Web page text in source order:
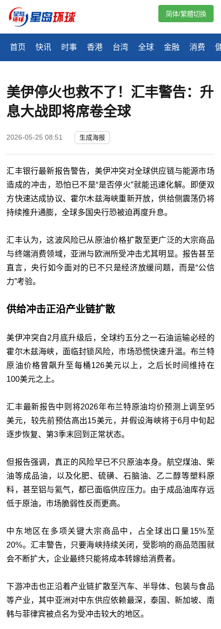
首页 快讯 时事 香港 台湾 全球 金融 消费
简体/繁體切換
美伊停火也救不了！汇丰警告：升
息大战即将席卷全球
2026-05-25 08:51 生成海报
汇丰银行最新报告警告，美伊冲突对全球供应链与能源市场
造成的冲击，恐怕已不是“是否停火”就能迅速化解。即便双
方快速达成协议、霍尔木兹海峡重新开放，供给侧震荡仍将
持续推升通膨，全球多国央行恐被迫再度升息。
汇丰认为，这波风险已从原油价格扩散至更广泛的大宗商品
与终端消费领域，亚洲与欧洲所受冲击尤其明显。报告甚至
直言，央行如今面对的已不只是经济放缓问题，而是“公信
力”考验。
供给冲击正沿产业链扩散
美伊冲突自2月底升级后，全球约五分之一石油运输必经的
霍尔木兹海峡，面临封锁风险，市场恐慌快速升温。布兰特
原油价格曾飙升至每桶126美元以上，之后长时间维持在
100美元之上。
汇丰最新报告中则将2026年布兰特原油均价预测上调至95
美元，较先前预估高出15美元，并假设海峡将于6月中旬起
逐步恢复、第3季末回到正常状态。
但报告强调，真正的风险早已不只原油本身。航空煤油、柴
油等成品油，以及化肥、硫磺、石脑油、乙二醇等塑料原
料，甚至铝与氦气，都已面临供应压力。由于成品油库存远
低于原油，市场脆弱性反而更高。
中东地区在多项关键大宗商品中，占全球出口量15%至
20%。汇丰警告，只要海峡持续关闭，受影响的商品范围就
会不断扩大，企业最终只能将成本转嫁给消费者。
下游冲击也正沿着产业链扩散至汽车、半导体、包装与食品
等产业，其中亚洲对中东供应依赖最深，泰国、新加坡、南
韩与菲律宾被点名为受冲击较大的地区。